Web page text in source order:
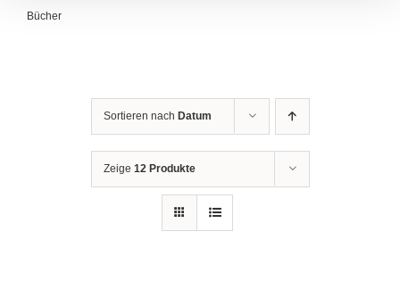
Bücher
Sortieren nach Datum
Zeige 12 Produkte